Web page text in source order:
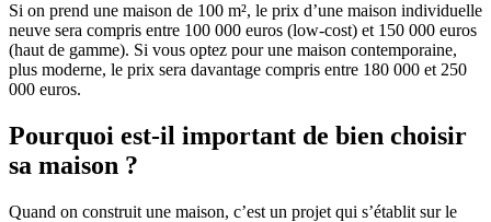
Si on prend une maison de 100 m², le prix d’une maison individuelle
neuve sera compris entre 100 000 euros (low-cost) et 150 000 euros
(haut de gamme). Si vous optez pour une maison contemporaine,
plus moderne, le prix sera davantage compris entre 180 000 et 250
000 euros.
Pourquoi est-il important de bien choisir
sa maison ?
Quand on construit une maison, c’est un projet qui s’établit sur le